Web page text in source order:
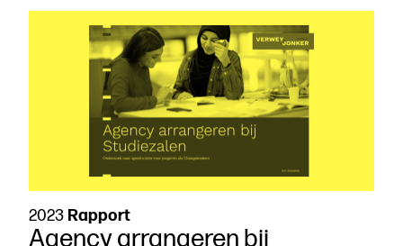
jongerenwerk
op
school
2023 Rapport
Agency arrangeren bij